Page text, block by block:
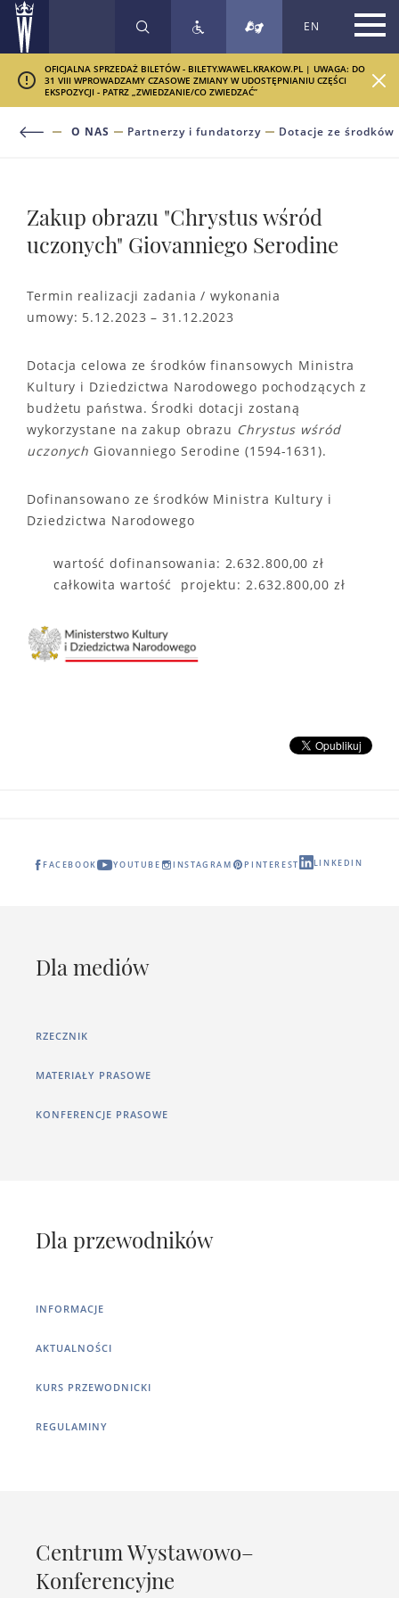
SZUKAJ EN
OFICJALNA SPRZEDAŻ BILETÓW - BILETY.WAWEL.KRAKOW.PL | UWAGA: DO
31 VIII WPROWADZAMY CZASOWE ZMIANY W UDOSTĘPNIANIU CZĘŚCI
EKSPOZYCJI - PATRZ „ZWIEDZANIE/CO ZWIEDZAĆ”
O NAS Partnerzy i fundatorzy Dotacje ze środków
Zakup obrazu "Chrystus wśród
uczonych" Giovanniego Serodine
Termin realizacji zadania / wykonania
umowy: 5.12.2023 – 31.12.2023
Dotacja celowa ze środków finansowych Ministra
Kultury i Dziedzictwa Narodowego pochodzących z
budżetu państwa. Środki dotacji zostaną
wykorzystane na zakup obrazu Chrystus wśród
uczonych Giovanniego Serodine (1594-1631).
Dofinansowano ze środków Ministra Kultury i
Dziedzictwa Narodowego
wartość dofinansowania: 2.632.800,00 zł
całkowita wartość projektu: 2.632.800,00 zł
FACEBOOK YOUTUBE INSTAGRAM PINTEREST LINKEDIN
Dla mediów
RZECZNIK
MATERIAŁY PRASOWE
KONFERENCJE PRASOWE
Dla przewodników
INFORMACJE
AKTUALNOŚCI
KURS PRZEWODNICKI
REGULAMINY
Centrum Wystawowo–
Konferencyjne